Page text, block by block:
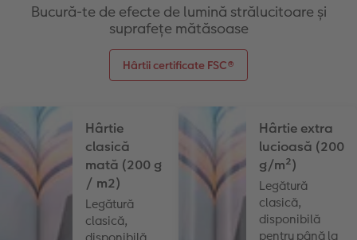
Bucură-te de efecte de lumină strălucitoare și
suprafețe mătăsoase
Hârtii certificate FSC®
Hârtie
clasică
mată (200 g
/ m2)
Legătură
clasică,
Hârtie extra
lucioasă (200
g/m²)
Legătură
clasică,
disponibilă
pentru până la